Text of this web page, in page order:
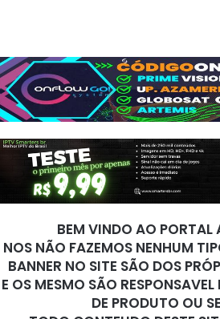
BEM VINDO AO PORTAL
NOS NÃO FAZEMOS NENHUM
BANNER NO SITE SÃO DOS
E OS MESMO SÃO
DE PRODUTO OU